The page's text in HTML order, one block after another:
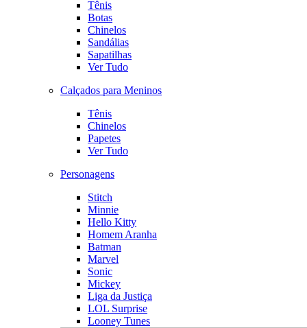
Tênis
Botas
Chinelos
Sandálias
Sapatilhas
Ver Tudo
Calçados para Meninos
Tênis
Chinelos
Papetes
Ver Tudo
Personagens
Stitch
Minnie
Hello Kitty
Homem Aranha
Batman
Marvel
Sonic
Mickey
Liga da Justiça
LOL Surprise
Looney Tunes